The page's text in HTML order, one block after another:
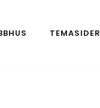
TEMASIDER